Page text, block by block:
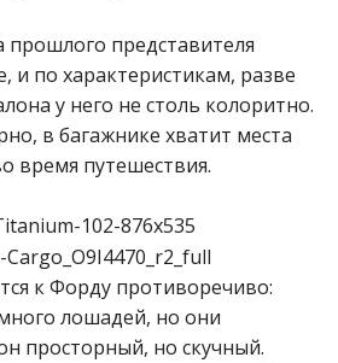
прошлого представителя
и по характеристикам, разве
у него не столь колоритно.
в багажнике хватит места
время путешествия.
к Форду противоречиво:
лошадей, но они
просторный, но скучный.